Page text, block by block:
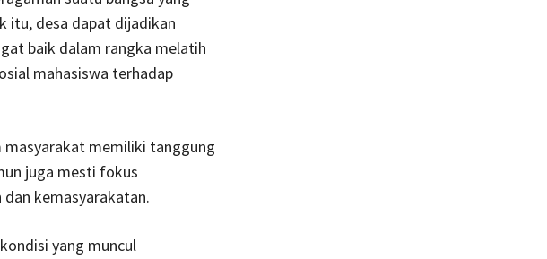
itu, desa dapat dijadikan
baik dalam rangka melatih
mahasiswa terhadap
masyarakat memiliki tanggung
juga mesti fokus
kemasyarakatan.
yang muncul